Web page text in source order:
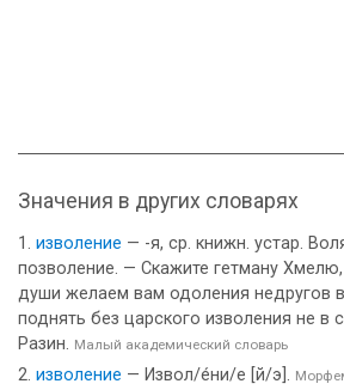
Значения в других словарях
изволение — -я, ср. книжн. устар.
позволение. — Скажите гетману
души желаем вам одоления недругов
поднять без царского изволения не в
Разин. Малый академический словарь
изволение — Извол/е́ни/е [й/э].